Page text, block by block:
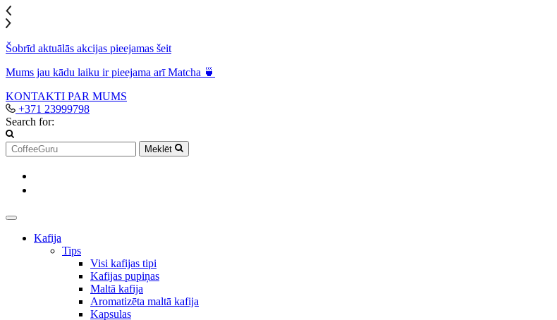
Šobrīd aktuālās akcijas pieejamas šeit
Mums jau kādu laiku ir pieejama arī Matcha 🍵
KONTAKTI PAR MUMS
+371 23999798
Search for:
Meklēt
Kafija
Tips
Visi kafijas tipi
Kafijas pupiņas
Maltā kafija
Aromatizēta maltā kafija
Kapsulas